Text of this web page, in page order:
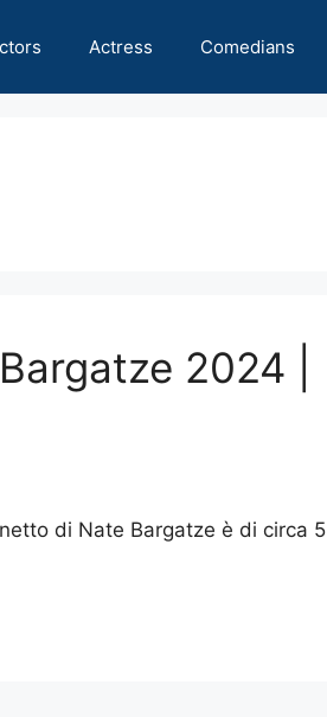
Actress Comedians
2024 |
di Nate Bargatze è di circa 5